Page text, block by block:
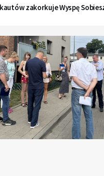
zakorkuje Wyspę